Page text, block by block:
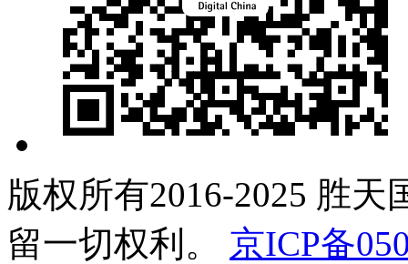
版权所有2016-2025 胜天
留一切权利。
京ICP备